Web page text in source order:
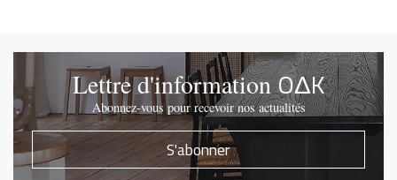
Lettre d'informationOΔK
Abonnez-vous pour recevoir nos actualités
S'abonner